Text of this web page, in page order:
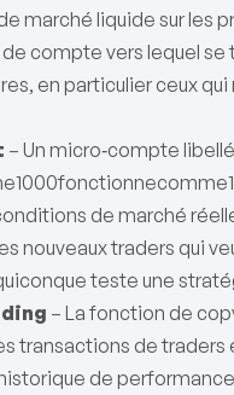
marché liquide sur les
de compte vers lequel
en particulier ceux
– Un micro‑compte
fonctionnecomme
de marché
nouveaux traders qui
teste une
– La fonction de
transactions de traders
de